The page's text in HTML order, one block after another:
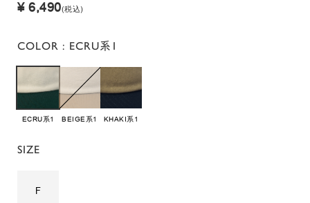
¥ 6,490(税込)
COLOR : ECRU系1
ECRU系1 BEIGE系1 KHAKI系1
SIZE
F